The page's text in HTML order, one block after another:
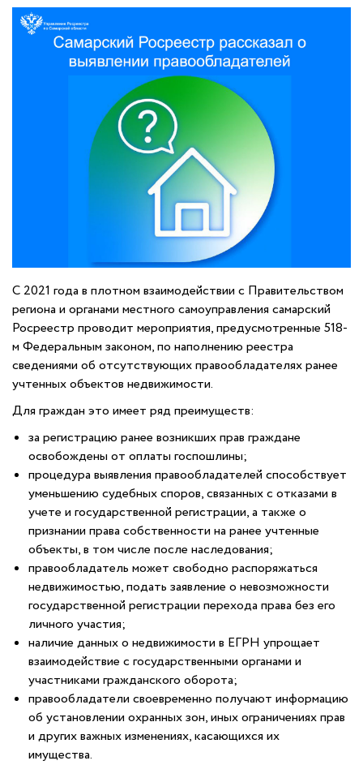
С 2021 года в плотном взаимодействии с Правительством
региона и органами местного самоуправления самарский
Росреестр проводит мероприятия, предусмотренные 518-
м Федеральным законом, по наполнению реестра
сведениями об отсутствующих правообладателях ранее
учтенных объектов недвижимости.
Для граждан это имеет ряд преимуществ:
за регистрацию ранее возникших прав граждане
освобождены от оплаты госпошлины;
процедура выявления правообладателей способствует
уменьшению судебных споров, связанных с отказами в
учете и государственной регистрации, а также о
признании права собственности на ранее учтенные
объекты, в том числе после наследования;
правообладатель может свободно распоряжаться
недвижимостью, подать заявление о невозможности
государственной регистрации перехода права без его
личного участия;
наличие данных о недвижимости в ЕГРН упрощает
взаимодействие с государственными органами и
участниками гражданского оборота;
правообладатели своевременно получают информацию
об установлении охранных зон, иных ограничениях прав
и других важных изменениях, касающихся их
имущества.